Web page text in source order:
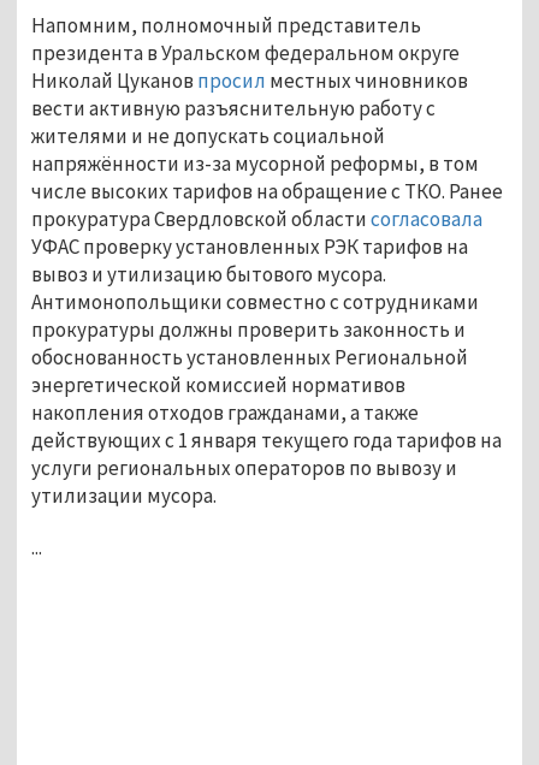
Напомним, полномочный представитель
президента в Уральском федеральном округе
Николай Цуканов просил местных чиновников
вести активную разъяснительную работу с
жителями и не допускать социальной
напряжённости из-за мусорной реформы, в том
числе высоких тарифов на обращение с ТКО. Ранее
прокуратура Свердловской областисогласовала
УФАС проверку установленных РЭК тарифов на
вывоз и утилизацию бытового мусора.
Антимонопольщики совместно с сотрудниками
прокуратуры должны проверить законность и
обоснованность установленных Региональной
энергетической комиссией нормативов
накопления отходов гражданами, а также
действующих с 1 января текущего года тарифов на
услуги региональных операторов по вывозу и
утилизации мусора.
...